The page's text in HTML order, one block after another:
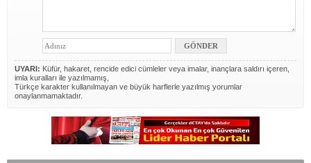
UYARI: Küfür, hakaret, rencide edici cümleler veya imalar, inançlara saldırı içeren,
imla kuralları ile yazılmamış,
Türkçe karakter kullanılmayan ve büyük harflerle yazılmış yorumlar
onaylanmamaktadır.